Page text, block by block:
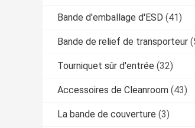
Bande d'emballage d'ESD (41)
Bande de relief de transporteur
Tourniquet sûr d'entrée (32)
Accessoires de Cleanroom (43)
La bande de couverture (3)